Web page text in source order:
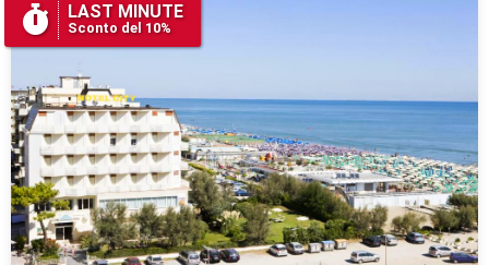
LAST MINUTE
Sconto del 10%